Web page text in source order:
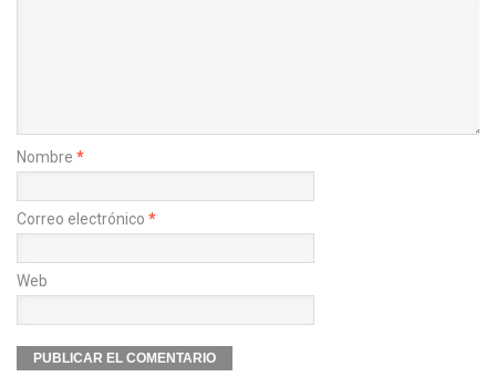
Nombre *
Correo electrónico *
Web